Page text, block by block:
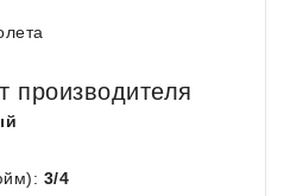
производителя
3/4